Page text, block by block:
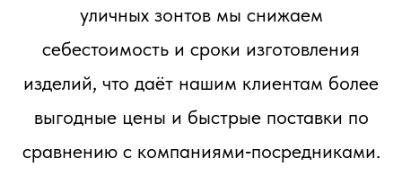
уличных зонтов мы снижаем
себестоимость и сроки изготовления
изделий, что даёт нашим клиентам более
выгодные цены и быстрые поставки по
сравнению с компаниями‑посредниками.